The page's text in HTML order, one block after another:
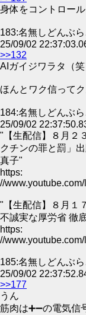
身体をコントロー
183:名無しどんぶら
25/09/02
>>132
AIガイジワラタ（笑
ほんとワク信って
184:名無しどんぶら
25/09/02
"【生配信】８月２
クチンの罪と罰」
真子"
https:
//
"【生配信】８月１
不誠実な厚労省 徹
https:
//
185:名無しどんぶら
25/09/02
>>177
うん
筋肉は➕➖の電気信